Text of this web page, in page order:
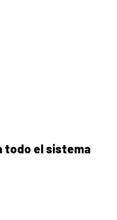
todo el sistema